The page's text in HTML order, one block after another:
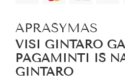
APRAŠYMAS
VISI GINTARO
PAGAMINTI IŠ
GINTARO